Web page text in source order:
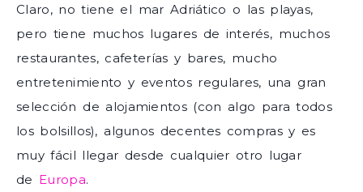
Claro, no tiene el mar Adriático o las playas,
pero tiene muchos lugares de interés, muchos
restaurantes, cafeterías y bares, mucho
entretenimiento y eventos regulares, una gran
selección de alojamientos (con algo para todos
los bolsillos), algunos decentes compras y es
muy fácil llegar desde cualquier otro lugar
de Europa.